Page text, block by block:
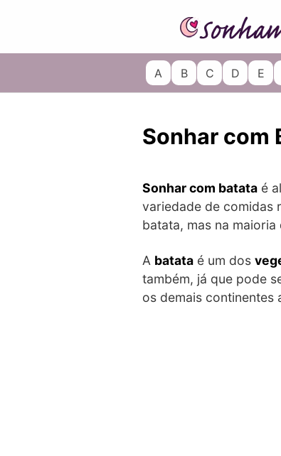
A B C D E
Sonhar com
Sonhar com batata é
variedade de comidas
batata, mas na
A batata é um dos
também, já que pode
os demais